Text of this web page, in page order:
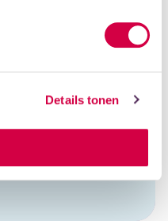
Details tonen